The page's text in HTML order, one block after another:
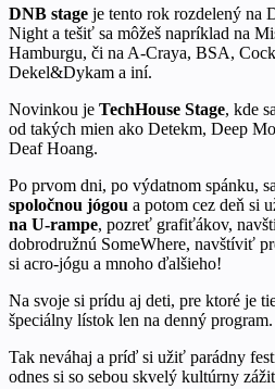
DNB stage je tento rok rozdelený na
Night a tešiť sa môžeš napríklad na
Hamburgu, či na A-Craya, BSA,
Dekel&Dykam a iní.
Novinkou je TechHouse Stage, kde
od takých mien ako Detekm, Deep
Deaf Hoang.
Po prvom dni, po výdatnom spánku,
spoločnou jógou a potom cez deň si
na U-rampe, pozreť grafiťákov,
dobrodružnú SomeWhere, navštíviť
si acro-jógu a mnoho ďalšieho!
Na svoje si prídu aj deti, pre ktoré je
špeciálny lístok len na denný program.
Tak neváhaj a príď si užiť parádny
odnes si so sebou skvelý kultúrny